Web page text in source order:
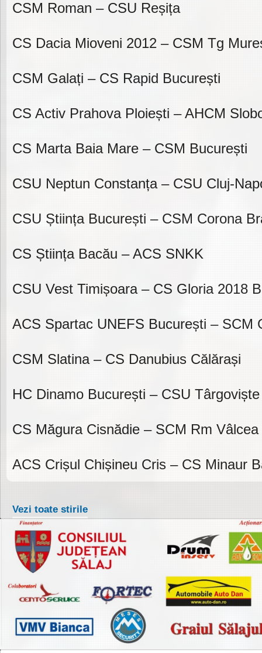
CSM Roman – CSU Reșița
CS Dacia Mioveni 2012 – CSM Tg
CSM Galați – CS Rapid București
CS Activ Prahova Ploiești – AHCM
CS Marta Baia Mare – CSM București
CSU Neptun Constanța – CSU Cluj-
CSU Știința București – CSM Corona
CS Știința Bacău – ACS SNKK
CSU Vest Timișoara – CS Gloria 2018
ACS Spartac UNEFS București – SCM
CSM Slatina – CS Danubius Călărași
HC Dinamo București – CSU Târgoviște
CS Măgura Cisnădie – SCM Rm Vâlcea
ACS Crișul Chișineu Cris – CS Minaur
Vezi toate stirile